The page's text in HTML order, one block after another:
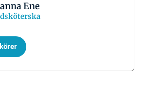
Ene